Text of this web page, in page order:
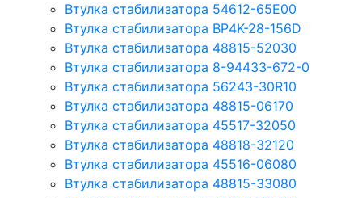
Втулка стабилизатора 54612-65Е00
Втулка стабилизатора BP4K-28-156D
Втулка стабилизатора 48815-52030
Втулка стабилизатора 8-94433-672-0
Втулка стабилизатора 56243-30R10
Втулка стабилизатора 48815-06170
Втулка стабилизатора 45517-32050
Втулка стабилизатора 48818-32120
Втулка стабилизатора 45516-06080
Втулка стабилизатора 48815-33080